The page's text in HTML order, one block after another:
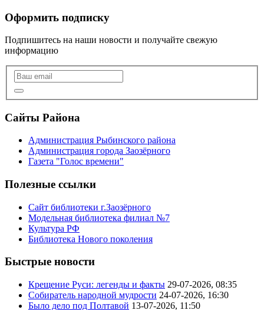
Оформить подписку
Подпишитесь на наши новости и получайте свежую
информацию
Сайты Района
Администрация Рыбинского района
Администрация города Заозёрного
Газета "Голос времени"
Полезные ссылки
Сайт библиотеки г.Заозёрного
Модельная библиотека филиал №7
Культура РФ
Библиотека Нового поколения
Быстрые новости
Крещение Руси: легенды и факты 29-07-2026, 08:35
Собиратель народной мудрости 24-07-2026, 16:30
Было дело под Полтавой 13-07-2026, 11:50